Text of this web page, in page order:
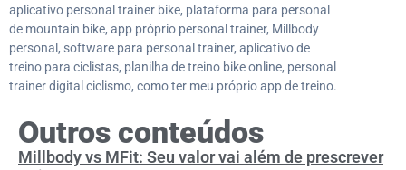
aplicativo personal trainer bike, plataforma para personal
de mountain bike, app próprio personal trainer, Millbody
personal, software para personal trainer, aplicativo de
treino para ciclistas, planilha de treino bike online, personal
trainer digital ciclismo, como ter meu próprio app de treino.
Outros conteúdos
Millbody vs MFit: Seu valor vai além de prescrever